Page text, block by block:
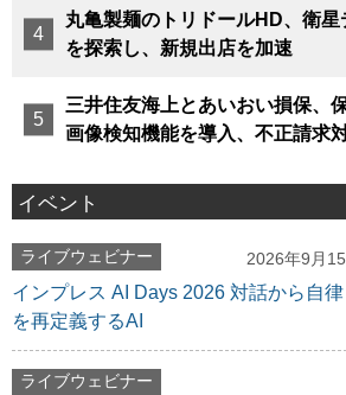
丸亀製麺のトリドールHD、衛
を探索し、新規出店を加速
三井住友海上とあいおい損保、
画像検知機能を導入、不正請求
イベント
ライブウェビナー 2026年9月
インプレス AI Days 2026 対話から自
を再定義するAI
ライブウェビナー